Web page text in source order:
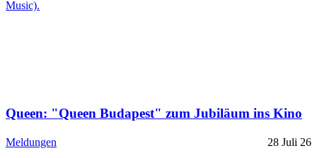
Queen: "Queen Budapest" zum Jubiläum ins Kino
Meldungen 28 Juli 26